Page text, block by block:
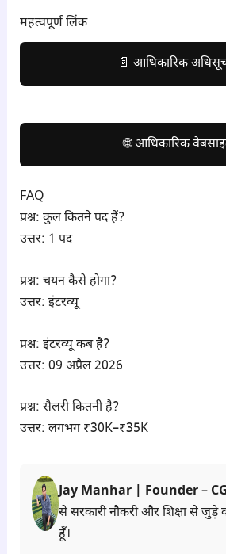
महत्वपूर्ण लिंक
📄 आधिकारिक
🌐 आधिकारिक
FAQ
प्रश्न: कुल कितने पद हैं?
उत्तर: 1 पद
प्रश्न: चयन कैसे होगा?
उत्तर: इंटरव्यू
प्रश्न: इंटरव्यू कब है?
उत्तर: 09 अप्रैल 2026
प्रश्न: सैलरी कितनी है?
उत्तर: लगभग ₹30K–₹35K
Jay Manhar | Founder –
से सरकारी नौकरी और शिक्षा से जुड़े
हूँ।